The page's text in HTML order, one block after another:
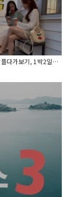
|여행vlog:)|10년지기와 떠난 경남 사천여행/먹방여행, 핫플다가보기, 1박2일여행